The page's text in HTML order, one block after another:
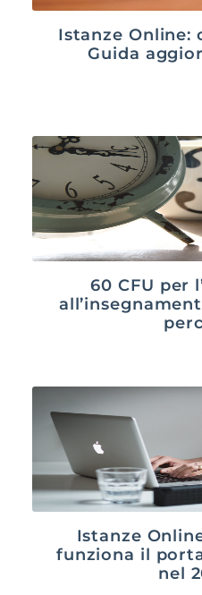
Istanze Online:
Guida
60 CFU per
Istanze
funziona il
nel